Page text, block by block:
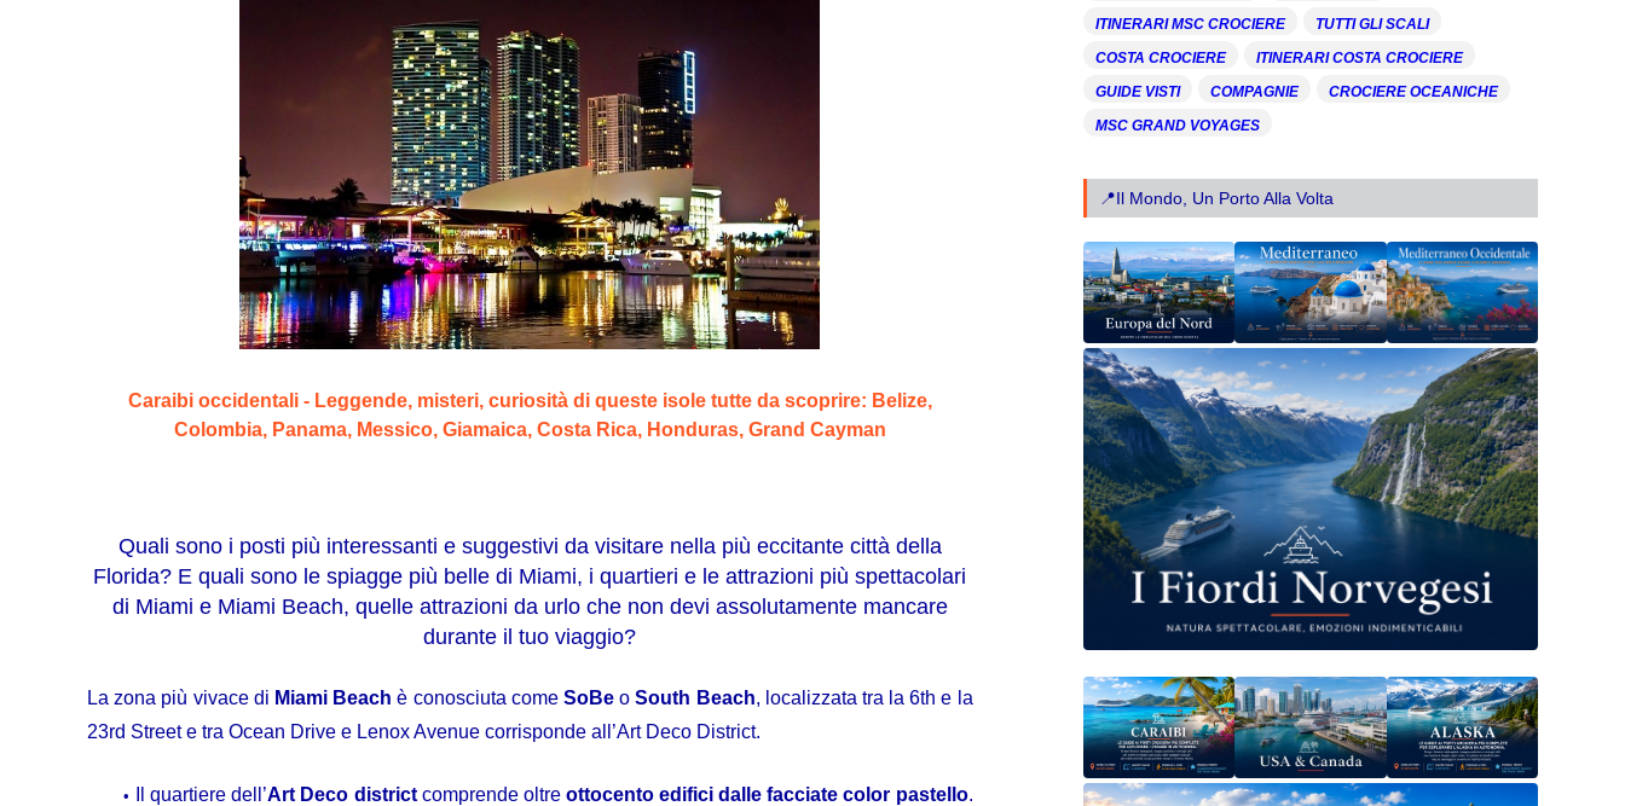
Caraibi occidentali - Leggende, misteri, curiosità di queste isole tutte da scoprire: Belize,
Colombia, Panama, Messico, Giamaica, Costa Rica, Honduras, Grand Cayman
Quali sono i posti più interessanti e suggestivi da visitare nella più eccitante città della
Florida? E quali sono le spiagge più belle di Miami, i quartieri e le attrazioni più spettacolari
di Miami e Miami Beach, quelle attrazioni da urlo che non devi assolutamente mancare
durante il tuo viaggio?
La zona più vivace di Miami Beach è conosciuta come SoBeoSouth Beach, localizzata tra la 6th e la
23rd Street e tra Ocean Drive e Lenox Avenue corrisponde all’Art Deco District.
Il quartiere dell’Art Deco districtcomprende oltreottocento edifici dalle facciate color pastello.
ITINERARI MSC CROCIERE
TUTTI GLI SCALI
COSTA CROCIERE
ITINERARI COSTA CROCIERE
GUIDE VISTI
COMPAGNIE
CROCIERE OCEANICHE
MSC GRAND VOYAGES
📍Il Mondo, Un Porto Alla Volta